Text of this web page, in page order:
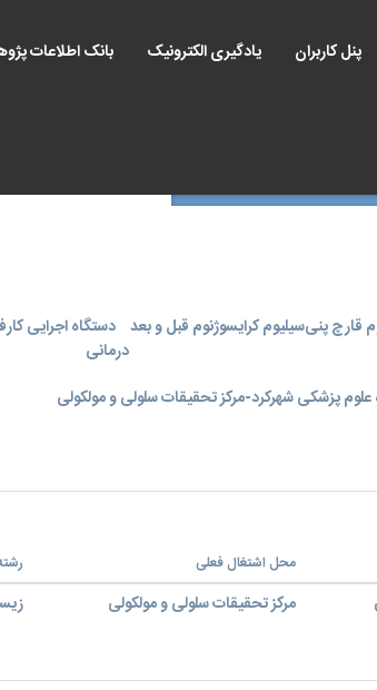
پنل کاربران یادگیری الکترونیک بانک اطلاعات
پنی‌سیلیوم‌ کرایسوژنوم قبل و بعد دستگاه اجرایی
درمانی
پزشکی شهرکرد-مرکز تحقیقات سلولی و مولکولی
محل اشتغال فعلی
مرکز تحقیقات سلولی و مولکولی